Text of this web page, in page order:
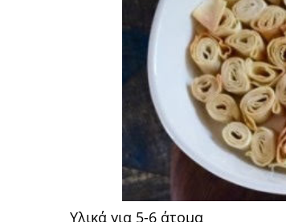
Υλικά για 5-6 άτομα